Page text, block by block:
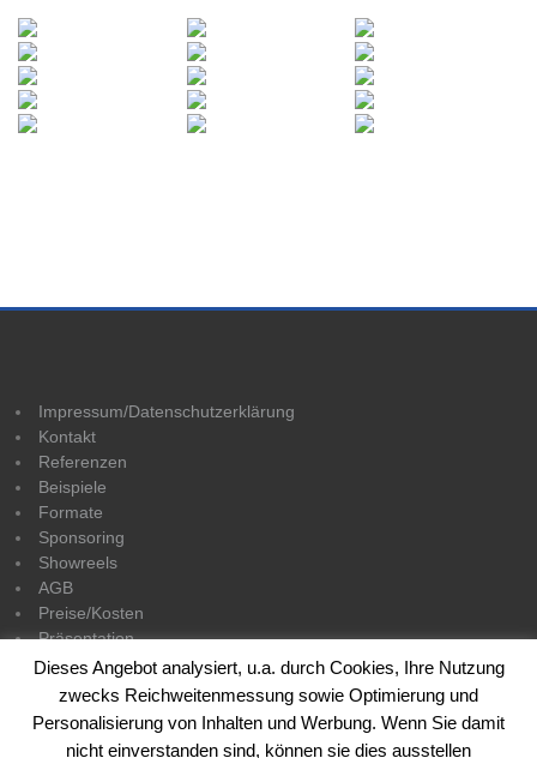
Impressum/Datenschutzerklärung
Kontakt
Referenzen
Beispiele
Formate
Sponsoring
Showreels
AGB
Preise/Kosten
Präsentation
Dieses Angebot analysiert, u.a. durch Cookies, Ihre Nutzung
zwecks Reichweitenmessung sowie Optimierung und
Personalisierung von Inhalten und Werbung. Wenn Sie damit
nicht einverstanden sind, können sie dies ausstellen